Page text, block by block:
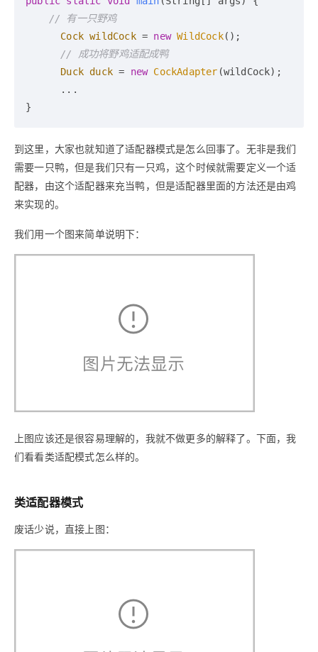
// 有一只野鸡
Cock wildCock = new WildCock();
// 成功将野鸡适配成鸭
Duck duck = new CockAdapter (wildCock);
到这里，大家也就知道了适配器模式是怎么回事了。无非是我们
需要一只鸭，但是我们只有一只鸡，这个时候就需要定义一个适
配器，由这个适配器来充当鸭，但是适配器里面的方法还是由鸡
来实现的。
我们用一个图来简单说明下：
上图应该还是很容易理解的，我就不做更多的解释了。下面，我
们看看类适配模式怎么样的。
类适配器模式
废话少说，直接上图：